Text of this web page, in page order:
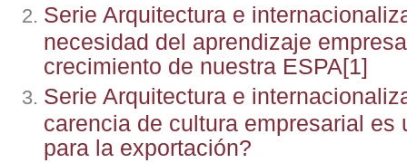
Serie Arquitectura e
necesidad del aprendizaje
crecimiento de nuestra ESPA[1]
Serie Arquitectura e
carencia de cultura empresarial es
para la exportación?